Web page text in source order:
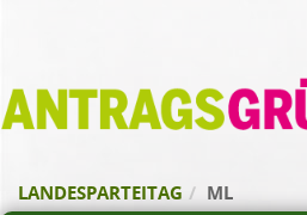
Zur
Startseite
LANDESPARTEITAG
ML